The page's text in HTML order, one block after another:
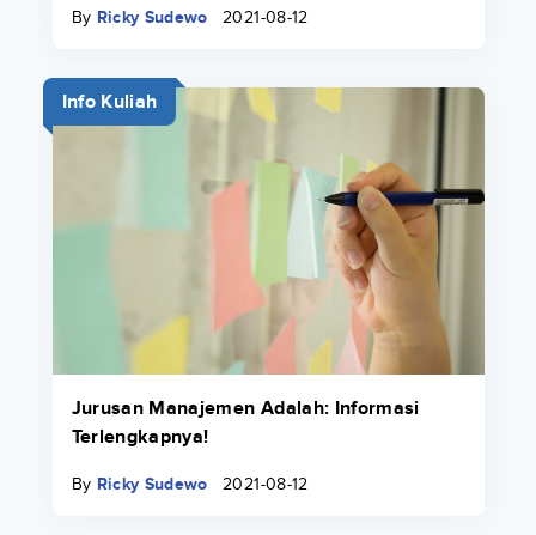
By Ricky Sudewo 2021-08-12
Info Kuliah
Jurusan Manajemen Adalah: Informasi
Terlengkapnya!
By Ricky Sudewo 2021-08-12